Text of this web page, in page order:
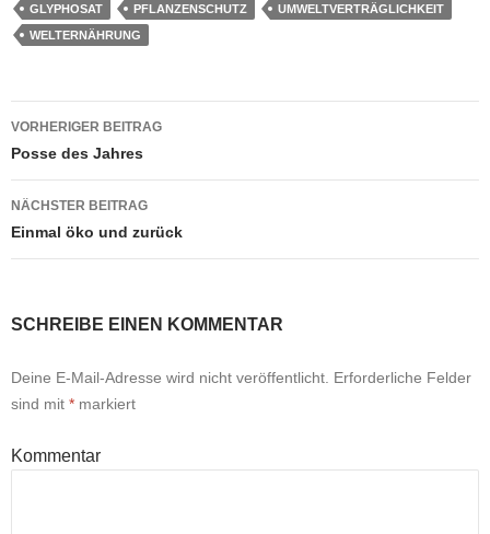
b
o
k
p
er k
GLYPHOSAT
PFLANZENSCHUTZ
UMWELTVERTRÄGLICHKEIT
WELTERNÄHRUNG
Beitrags-
Navigation
VORHERIGER BEITRAG
Posse des Jahres
NÄCHSTER BEITRAG
Einmal öko und zurück
SCHREIBE EINEN KOMMENTAR
Deine E-Mail-Adresse wird nicht veröffentlicht. Erforderliche Felder
sind mit * markiert
Kommentar